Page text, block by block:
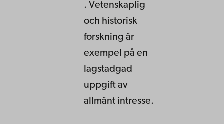
. Vetenskaplig
och historisk
forskning är
exempel på en
lagstadgad
uppgift av
allmänt intresse.